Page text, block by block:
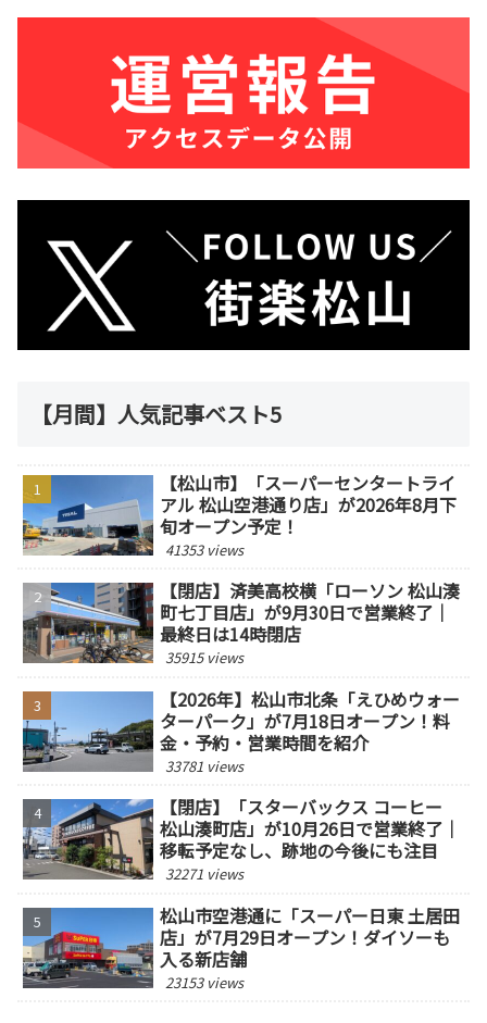
【月間】人気記事ベスト5
【松山市】「スーパーセンタートライ
アル 松山空港通り店」が2026年8月下
旬オープン予定！
41353 views
【閉店】済美高校横「ローソン 松山湊
町七丁目店」が9月30日で営業終了｜
最終日は14時閉店
35915 views
【2026年】松山市北条「えひめウォー
ターパーク」が7月18日オープン！料
金・予約・営業時間を紹介
33781 views
【閉店】「スターバックス コーヒー
松山湊町店」が10月26日で営業終了｜
移転予定なし、跡地の今後にも注目
32271 views
松山市空港通に「スーパー日東 土居田
店」が7月29日オープン！ダイソーも
入る新店舗
23153 views